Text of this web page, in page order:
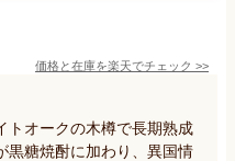
価格と在庫を楽天でチェック >>
トオークの木樽で長期熟成
黒糖焼酎に加わり、異国情